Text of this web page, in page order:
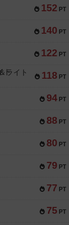
152 PT
140 PT
122 PT
118 PT
ライト
94 PT
88 PT
80 PT
79 PT
77 PT
75 PT